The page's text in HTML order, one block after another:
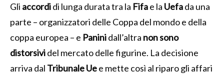
Gli accordidi lunga durata tra la Fifae la Uefada una
parte – organizzatori delle Coppa del mondo e della
coppa europea – e Paninidall’altra non sono
distorsividel mercato delle figurine. La decisione
arriva dal Tribunale Uee mette così al riparo gli affari